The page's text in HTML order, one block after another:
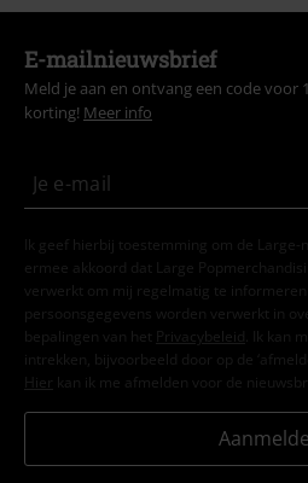
E-mailnieuwsbrief
Meld je aan en ontvang een code voor
korting! Meer info
Ik geef hierbij toestemming om de Large-
ermee akkoord dat Large
verwerkt om mij regelmatig te
persoonsgegevens worden verwerkt in
bepalingen van het
Privacybeleid . Ik kan
intrekken, bijvoorbeeld door op de
Hier kan ik me afmelden voor de